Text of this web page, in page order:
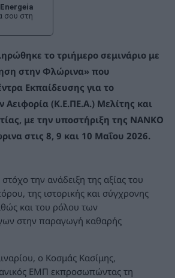
σου στη
το τριήμερο σεμινάριο με
στην Φλώρινα» που
Εκπαίδευσης για το
Αειφορία (Κ.Ε.ΠΕ.Α.) Μελίτης και
με την υποστήριξη της NANKO
στις 8, 9 και 10 Μαΐου 2026.
την ανάδειξη της αξίας του
της ιστορικής και σύγχρονης
και του ρόλου των
στην παραγωγή καθαρής
ο Κοσμάς Κασίμης,
ΕΜΠ εκπροσωπώντας τη